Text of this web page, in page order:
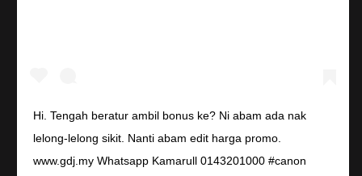
Hi. Tengah beratur ambil bonus ke? Ni abam ada nak
lelong-lelong sikit. Nanti abam edit harga promo.
www.gdj.my Whatsapp Kamarull 0143201000 #canon